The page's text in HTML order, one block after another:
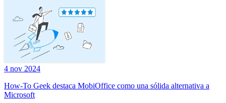
4 nov 2024
How-To Geek destaca MobiOffice como una sólida alternativa a
Microsoft